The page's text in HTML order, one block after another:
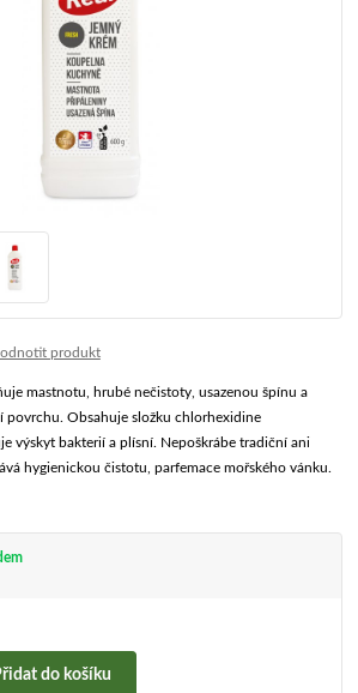
produkt
mastnotu, hrubé nečistoty, usazenou špínu a
povrchu. Obsahuje složku chlorhexidine
výskyt bakterií a plísní. Nepoškrábe tradiční ani
hygienickou čistotu, parfemace mořského vánku.
do košíku